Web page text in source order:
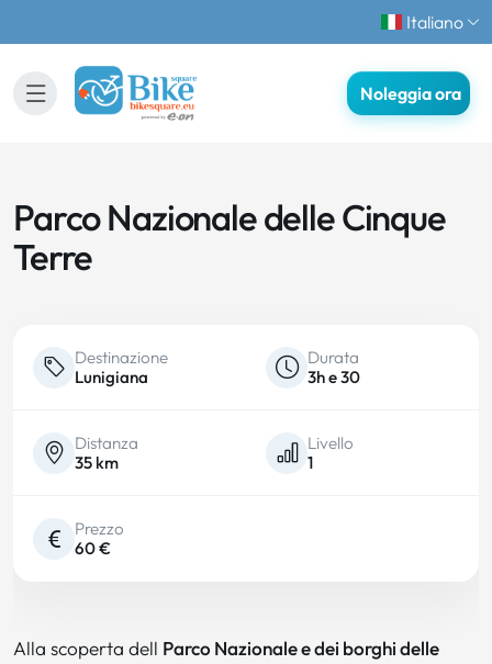
Italiano
Noleggia ora
Parco Nazionale delle Cinque
Terre
Destinazione
Lunigiana
Durata
3h e 30
Distanza
35 km
Livello
1
Prezzo
60 €
Alla scoperta dell Parco Nazionale e dei borghi delle